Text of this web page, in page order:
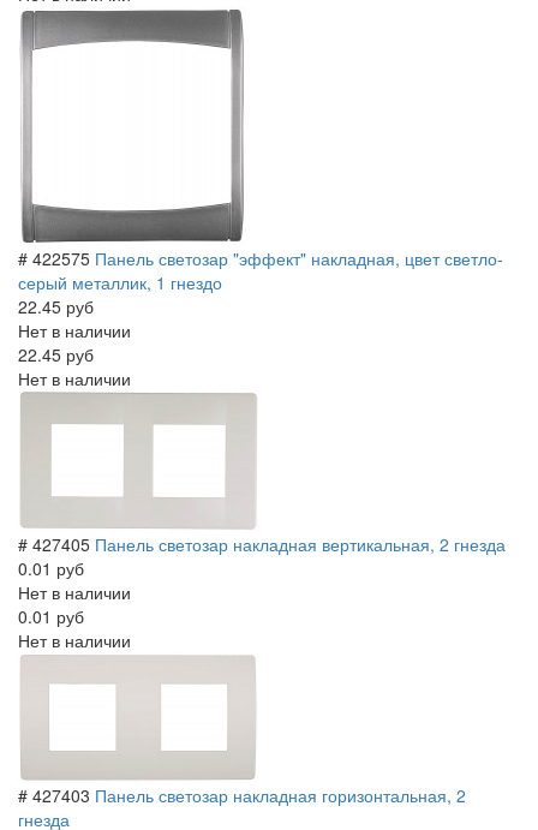
# 422575 Панель светозар "эффект" накладная, цвет светло-
серый металлик, 1 гнездо
22.45 руб
Нет в наличии
22.45 руб
Нет в наличии
# 427405 Панель светозар накладная вертикальная, 2 гнезда
0.01 руб
Нет в наличии
0.01 руб
Нет в наличии
# 427403 Панель светозар накладная горизонтальная, 2
гнезда